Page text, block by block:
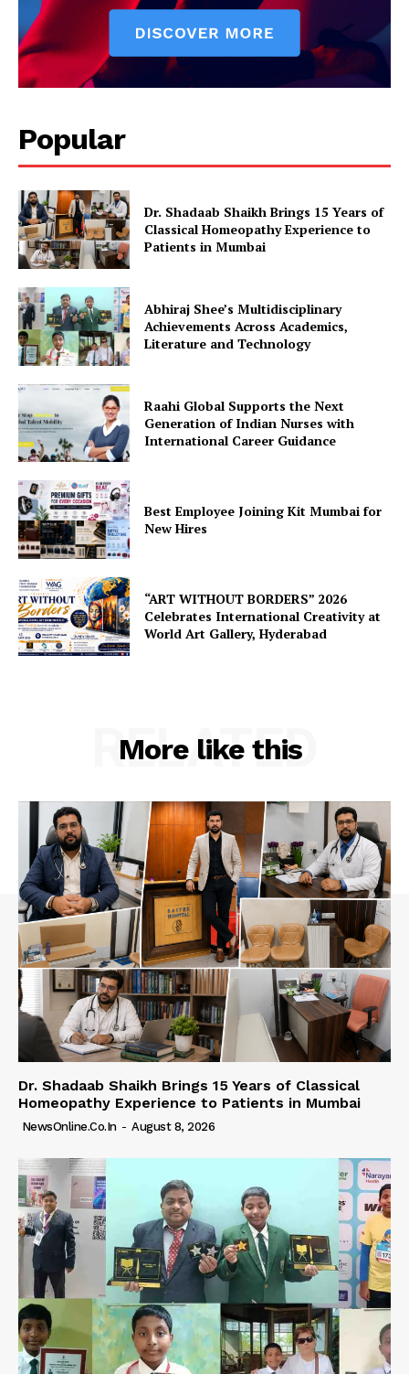
Popular
Dr. Shadaab Shaikh Brings 15 Years of
Classical Homeopathy Experience to
Patients in Mumbai
Abhiraj Shee’s Multidisciplinary
Achievements Across Academics,
Literature and Technology
Raahi Global Supports the Next
Generation of Indian Nurses with
International Career Guidance
Best Employee Joining Kit Mumbai for
New Hires
“ART WITHOUT BORDERS” 2026
Celebrates International Creativity at
World Art Gallery, Hyderabad
More like this
RELATED
Dr. Shadaab Shaikh Brings 15 Years of Classical
Homeopathy Experience to Patients in Mumbai
NewsOnline.co.in - August 8, 2026